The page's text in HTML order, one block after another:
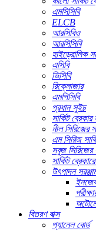
এমসিসিবি
ELCB
আরসিবিও
আরসিসিবি
হাইড্রোলিক
এসিবি
ভিসিবি
রিক্লোজার
এমপিসিবি
প্রধান সুইচ
সার্কিট
নীল সিরিজের
এম সিরিজ
সবুজ সিরিজের
সার্কিট
উৎপাদন
বিতরণ বাক্স
প্যানেল বোর্ড